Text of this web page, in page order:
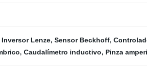
Inversor Lenze, Sensor Beckhoff,
, Caudalímetro inductivo, Pinza